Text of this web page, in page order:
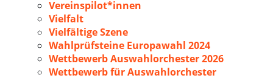
Vereinspilot*innen
Vielfalt
Vielfältige Szene
Wahlprüfsteine Europawahl 2024
Wettbewerb Auswahlorchester 2026
Wettbewerb für Auswahlorchester